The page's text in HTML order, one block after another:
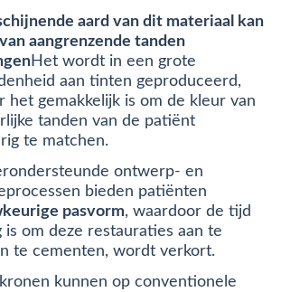
aard van dit materiaal kan
aangrenzende tanden
Het wordt in een grote
aan tinten geproduceerd,
het gemakkelijk is om de kleur van
tanden van de patiënt
te matchen.
ontwerp- en
bieden patiënten
pasvorm, waardoor de tijd
is om deze restauraties aan te
te cementen, wordt verkort.
kunnen op conventionele